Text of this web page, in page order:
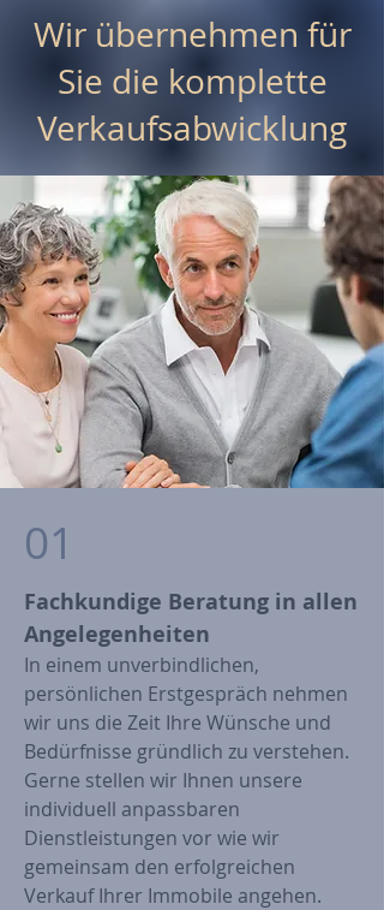
Wir übernehmen für
Sie die komplette
Verkaufsabwicklung
01
Fachkundige Beratung in allen
Angelegenheiten
In einem unverbindlichen,
persönlichen Erstgespräch nehmen
wir uns die Zeit Ihre Wünsche und
Bedürfnisse gründlich zu verstehen.
Gerne stellen wir Ihnen unsere
individuell anpassbaren
Dienstleistungen vor wie wir
gemeinsam den erfolgreichen
Verkauf Ihrer Immobile angehen.